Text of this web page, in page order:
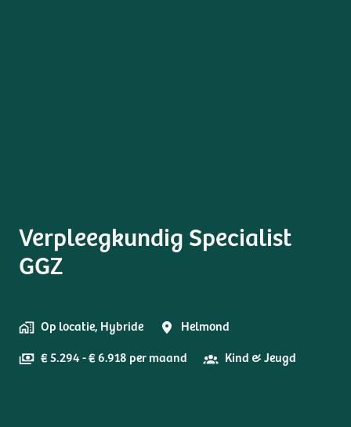
Verpleegkundig Specialist
GGZ
Op locatie, Hybride Helmond
€ 5.294 - € 6.918 per maand Kind & Jeugd